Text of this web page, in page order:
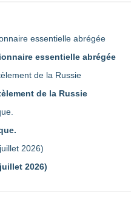
essentielle abrégée
de la Russie
2026)